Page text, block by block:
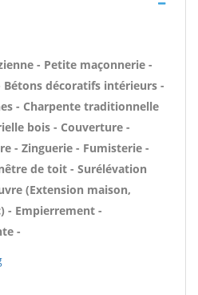
- Petite maçonnerie -
Bétons décoratifs intérieurs -
- Charpente traditionnelle
bois - Couverture -
- Zinguerie - Fumisterie -
de toit - Surélévation
(Extension maison,
- Empierrement -
-